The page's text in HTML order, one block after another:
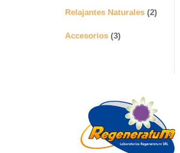
Relajantes Naturales (2)
Accesorios (3)